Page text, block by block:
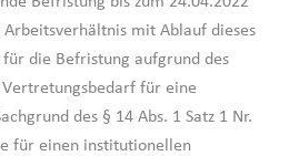
mit Ablauf dieses
die Befristung aufgrund des
für eine
des § 14 Abs. 1 Satz 1 Nr.
für einen institutionellen